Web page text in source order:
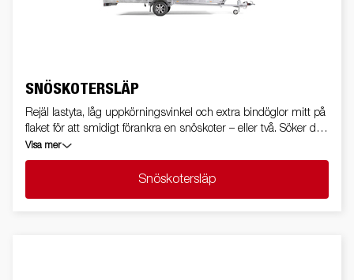
SNÖSKOTERSLÄP
Rejäl lastyta, låg uppkörningsvinkel och extra bindöglor mitt på
flaket för att smidigt förankra en snöskoter – eller två. Söker du
ett släp som tål tuffa tag, är du garanterat något på spåret här.
Visa mer
Snöskotersläp